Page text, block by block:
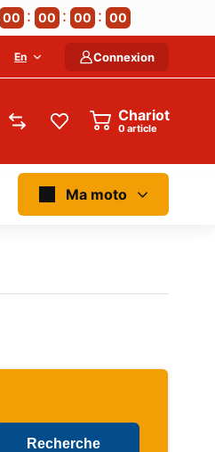
00 00 00 00
En Connexion
Chariot
article
Ma moto